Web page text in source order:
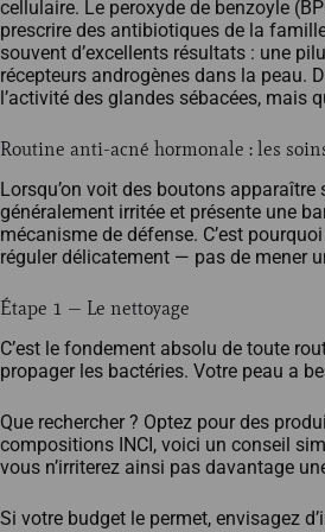
cellulaire. Le peroxyde de benzoyle
prescrire des antibiotiques de la
souvent d’excellents résultats : une
récepteurs androgènes dans la peau.
l’activité des glandes sébacées, mais
Routine anti-acné hormonale : les
Lorsqu’on voit des boutons apparaître
généralement irritée et présente une
mécanisme de défense. C’est
réguler délicatement — pas de mener
Étape 1 — Le nettoyage
C’est le fondement absolu de toute
propager les bactéries. Votre peau a
Que rechercher ? Optez pour des
compositions INCI, voici un conseil
vous n’irriterez ainsi pas davantage
Si votre budget le permet, envisagez